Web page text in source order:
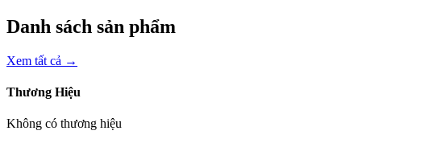
Danh sách sản phẩm
Xem tất cả →
Thương Hiệu
Không có thương hiệu